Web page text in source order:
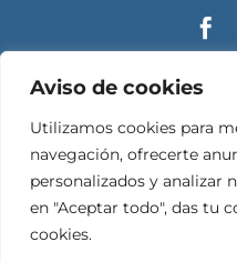
Aviso de cookies
Utilizamos cookies para
navegación, ofrecerte
personalizados y analizar
en "Aceptar todo", das tu
cookies.


